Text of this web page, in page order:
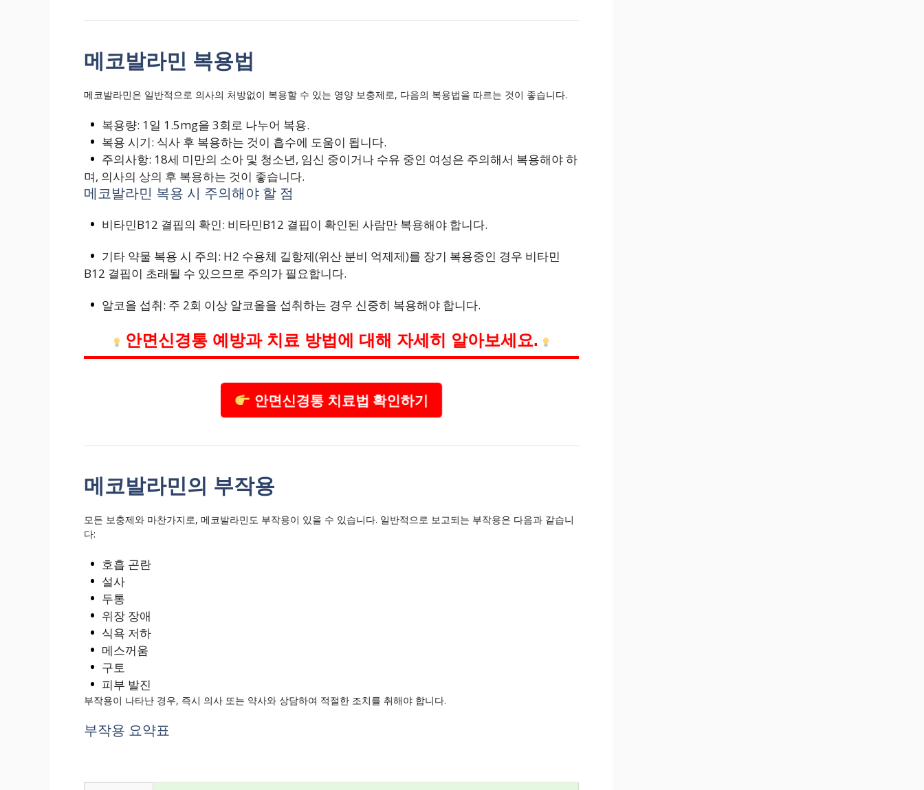
메코발라민 복용법
메코발라민은 일반적으로 의사의 처방없이 복용할 수 있는 영양 보충제로, 다음의 복용법을 따르는 것이 좋습니다.
복용량: 1일 1.5mg을 3회로 나누어 복용.
복용 시기: 식사 후 복용하는 것이 흡수에 도움이 됩니다.
주의사항: 18세 미만의 소아 및 청소년, 임신 중이거나 수유 중인 여성은 주의해서 복용해야 하
며, 의사의 상의 후 복용하는 것이 좋습니다.
메코발라민 복용 시 주의해야 할 점
비타민B12 결핍의 확인: 비타민B12 결핍이 확인된 사람만 복용해야 합니다.
기타 약물 복용 시 주의: H2 수용체 길항제(위산 분비 억제제)를 장기 복용중인 경우 비타민
B12 결핍이 초래될 수 있으므로 주의가 필요합니다.
알코올 섭취: 주 2회 이상 알코올을 섭취하는 경우 신중히 복용해야 합니다.
안면신경통 예방과 치료 방법에 대해 자세히 알아보세요.
안면신경통 치료법 확인하기
메코발라민의 부작용
모든 보충제와 마찬가지로, 메코발라민도 부작용이 있을 수 있습니다. 일반적으로 보고되는 부작용은 다음과 같습니
다:
호흡 곤란
설사
두통
위장 장애
식욕 저하
메스꺼움
구토
피부 발진
부작용이 나타난 경우, 즉시 의사 또는 약사와 상담하여 적절한 조치를 취해야 합니다.
부작용 요약표